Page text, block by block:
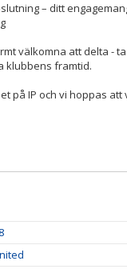
– ditt
välkomna att delta -
klubbens framtid.
på IP och vi hoppas att